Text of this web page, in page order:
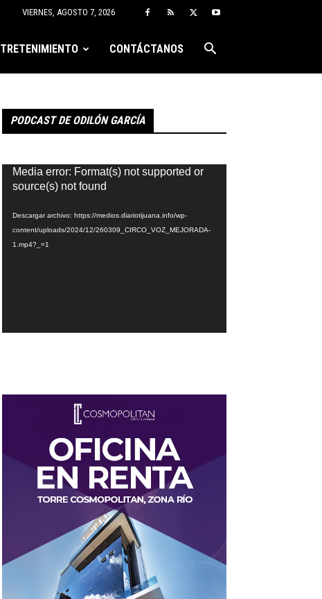
VIERNES, AGOSTO 7, 2026
CONTÁCTANOS
PODCAST DE ODILÓN GARCÍA
Reproductor
de
Media error: Format(s) not supported or
source(s) not found
Descargar archivo: https://medios.diariotijuana.info/wp-
content/uploads/2024/12/260309_CIRCO_VOZ_MEJORADA-
1.mp4?_=1